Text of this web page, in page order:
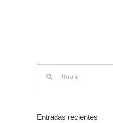
Entradas recientes